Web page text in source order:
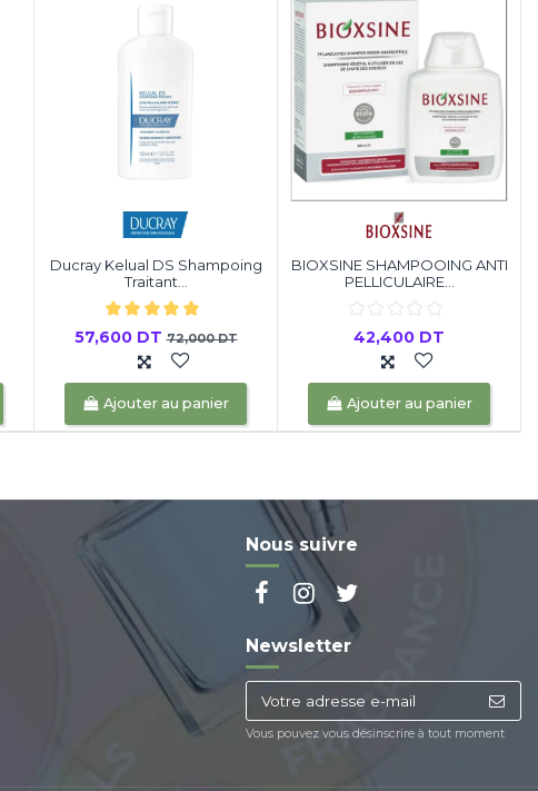
Ducray Kelual DS Shampoing
Traitant...
57,600 DT72,000 DT
Ajouter au panier
BIOXSINE SHAMPOOING ANTI
PELLICULAIRE...
42,400 DT
Ajouter au panier
Nous suivre
Newsletter
Vous pouvez vous désinscrire à tout moment